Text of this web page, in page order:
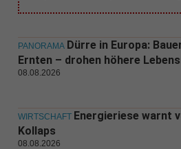
PANORAMA Dürre in Europa:
Ernten – drohen höhere
08.08.2026
WIRTSCHAFT Energieriese warnt
Kollaps
08.08.2026